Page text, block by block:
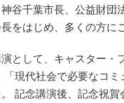
谷千葉市長、公益財団
をはじめ、多くの方に
演として、キャスター
「現代社会で必要なコ
記念講演後、記念祝賀